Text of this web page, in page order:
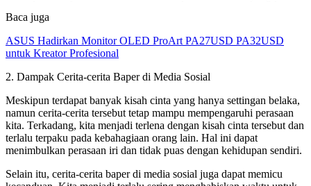
Baca juga
ASUS Hadirkan Monitor OLED ProArt PA27USD PA32USD
untuk Kreator Profesional
2. Dampak Cerita-cerita Baper di Media Sosial
Meskipun terdapat banyak kisah cinta yang hanya settingan belaka,
namun cerita-cerita tersebut tetap mampu mempengaruhi perasaan
kita. Terkadang, kita menjadi terlena dengan kisah cinta tersebut dan
terlalu terpaku pada kebahagiaan orang lain. Hal ini dapat
menimbulkan perasaan iri dan tidak puas dengan kehidupan sendiri.
Selain itu, cerita-cerita baper di media sosial juga dapat memicu